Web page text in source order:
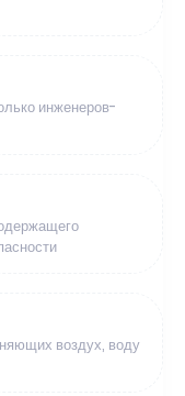
инженеров-
воздух, воду